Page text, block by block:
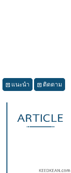
แนะนำ ติดตาม